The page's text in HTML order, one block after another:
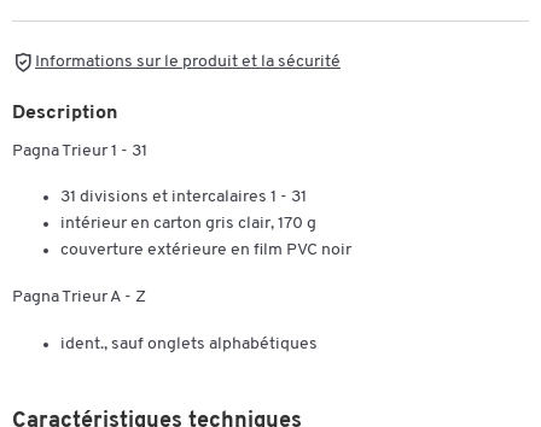
Informations sur le produit et la sécurité
Description
Pagna Trieur 1 - 31
31 divisions et intercalaires 1 - 31
intérieur en carton gris clair, 170 g
couverture extérieure en film PVC noir
Pagna Trieur A - Z
ident., sauf onglets alphabétiques
Caractéristiques techniques